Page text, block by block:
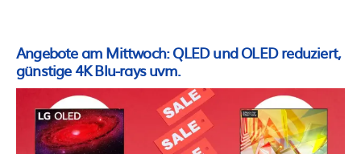
Angebote am Mittwoch: QLED und OLED reduziert,
günstige 4K Blu-rays uvm.